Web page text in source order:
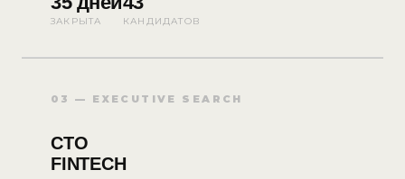
ЗАКРЫТА КАНДИДАТОВ
03 — EXECUTIVE SEARCH
CTO
FINTECH